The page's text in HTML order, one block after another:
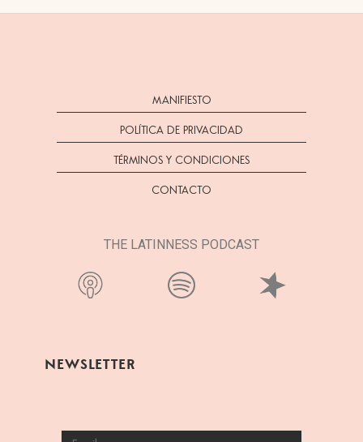
MANIFIESTO
POLÍTICA DE PRIVACIDAD
TÉRMINOS Y CONDICIONES
CONTACTO
THE LATINNESS PODCAST
NEWSLETTER